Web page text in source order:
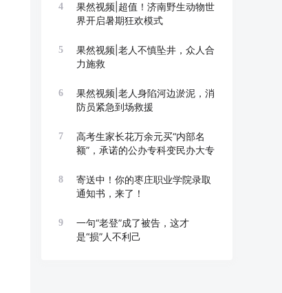
4
果然视频|超值！济南野生动物世
界开启暑期狂欢模式
5
果然视频|老人不慎坠井，众人合
力施救
6
果然视频|老人身陷河边淤泥，消
防员紧急到场救援
7
高考生家长花万余元买“内部名
额”，承诺的公办专科变民办大专
8
寄送中！你的枣庄职业学院录取
通知书，来了！
9
一句“老登”成了被告，这才
是“损”人不利己